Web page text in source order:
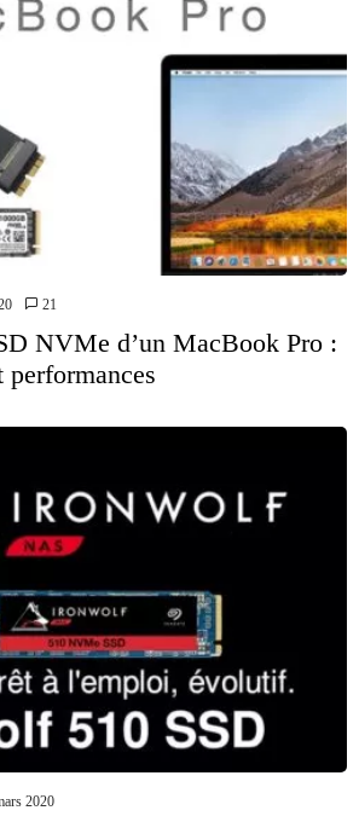
21
NVMe d’un MacBook Pro :
performances
2020